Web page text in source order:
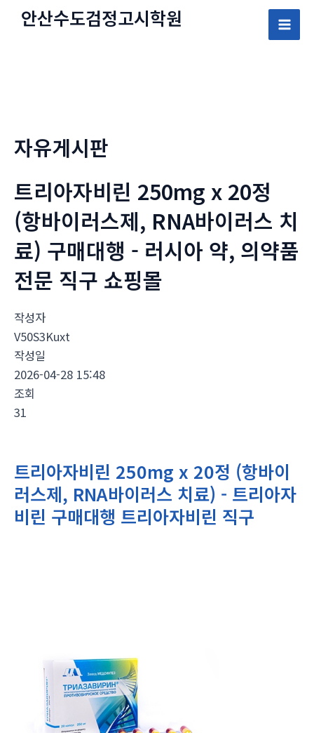
안산수도검정고시학원
Main
자유게시판
트리아자비린 250mg x 20정
(항바이러스제, RNA바이러스 치
료) 구매대행 - 러시아 약, 의약품
전문 직구 쇼핑몰
작성자
V50S3Kuxt
작성일
2026-04-28 15:48
조회
31
트리아자비린 250mg x 20정 (항바이
러스제, RNA바이러스 치료) - 트리아자
비린 구매대행 트리아자비린 직구